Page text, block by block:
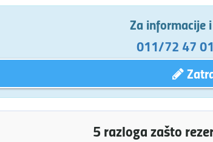
Za informacije
011/72 47
5 razloga zašto